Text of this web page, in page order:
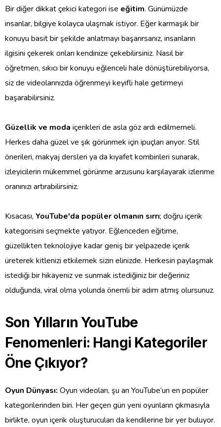
Bir diğer dikkat çekici kategori ise eğitim. Günümüzde
insanlar, bilgiye kolayca ulaşmak istiyor. Eğer karmaşık bir
konuyu basit bir şekilde anlatmayı başarırsanız, insanların
ilgisini çekerek onları kendinize çekebilirsiniz. Nasıl bir
öğretmen, sıkıcı bir konuyu eğlenceli hale dönüştürebiliyorsa,
siz de videolarınızda öğrenmeyi keyifli hale getirmeyi
başarabilirsiniz.
Güzellik ve moda içerikleri de asla göz ardı edilmemeli.
Herkes daha güzel ve şık görünmek için ipuçları arıyor. Stil
önerileri, makyaj dersleri ya da kıyafet kombinleri sunarak,
izleyicilerin mükemmel görünme arzusunu karşılayarak izlenme
oranınızı artırabilirsiniz.
Kısacası, YouTube'da popüler olmanın sırrı; doğru içerik
kategorisini seçmekte yatıyor. Eğlenceden eğitime,
güzellikten teknolojiye kadar geniş bir yelpazede içerik
üreterek kitlenizi etkilemek sizin elinizde. Herkesin paylaşmak
istediği bir hikayeniz ve sunmak istediğiniz bir değeriniz
olduğunda, viral olma yolunda önemli bir adım atmış olursunuz.
Son Yılların YouTube
Fenomenleri: Hangi Kategoriler
Öne Çıkıyor?
Oyun Dünyası: Oyun videoları, şu an YouTube’un en popüler
kategorilerinden biri. Her geçen gün yeni oyunların çıkmasıyla
birlikte, oyun içerik oluşturucuları da kendilerine bir yer buluyor.